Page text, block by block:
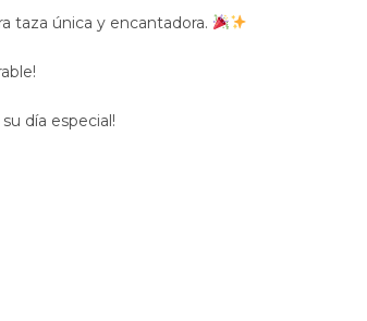
taza única y encantadora.
día especial!